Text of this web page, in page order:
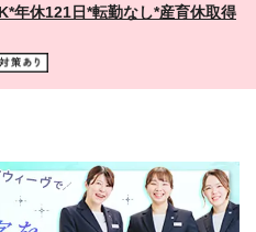
年休121日*転勤なし*産育休取得